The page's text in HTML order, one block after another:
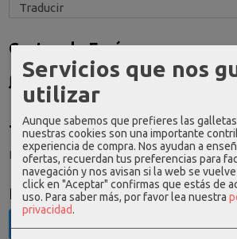
Costes de Envío
GRATIS *
Consultar Destinos
Tu Carrito (0)
El carrito de la compra está vacío
Redes Sociales
Twitter
Servicios que nos
utilizar
Aunque sabemos que prefieres las
nuestras cookies son una importante
experiencia de compra. Nos ayudan a
ofertas, recuerdan tus preferencias para
navegación y nos avisan si la web se
click en "Aceptar" confirmas que estás de
uso. Para saber más, por favor lea nuestra
privacidad.